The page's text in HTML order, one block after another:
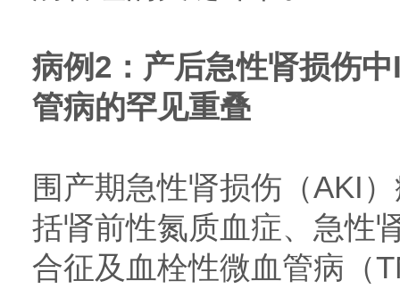
病例2：产后急性肾损伤
管病的罕见重叠
围产期急性肾损伤（AKI
括肾前性氮质血症、急性
合征及血栓性微血管病（